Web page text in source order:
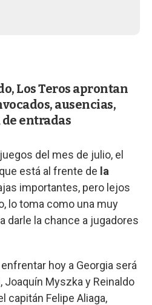
Los Teros aprontan
ausencias,
entradas
del mes de julio, el
está al frente de la
importantes, pero lejos
lo toma como una muy
darle la chance a jugadores
enfrentar hoy a Georgia será
Joaquín Myszka y Reinaldo
capitán Felipe Aliaga,